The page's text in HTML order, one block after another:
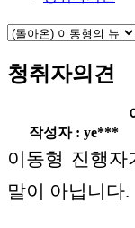
청취자의견
작성자 : ye***
이동형 진행
말이 아닙니다.